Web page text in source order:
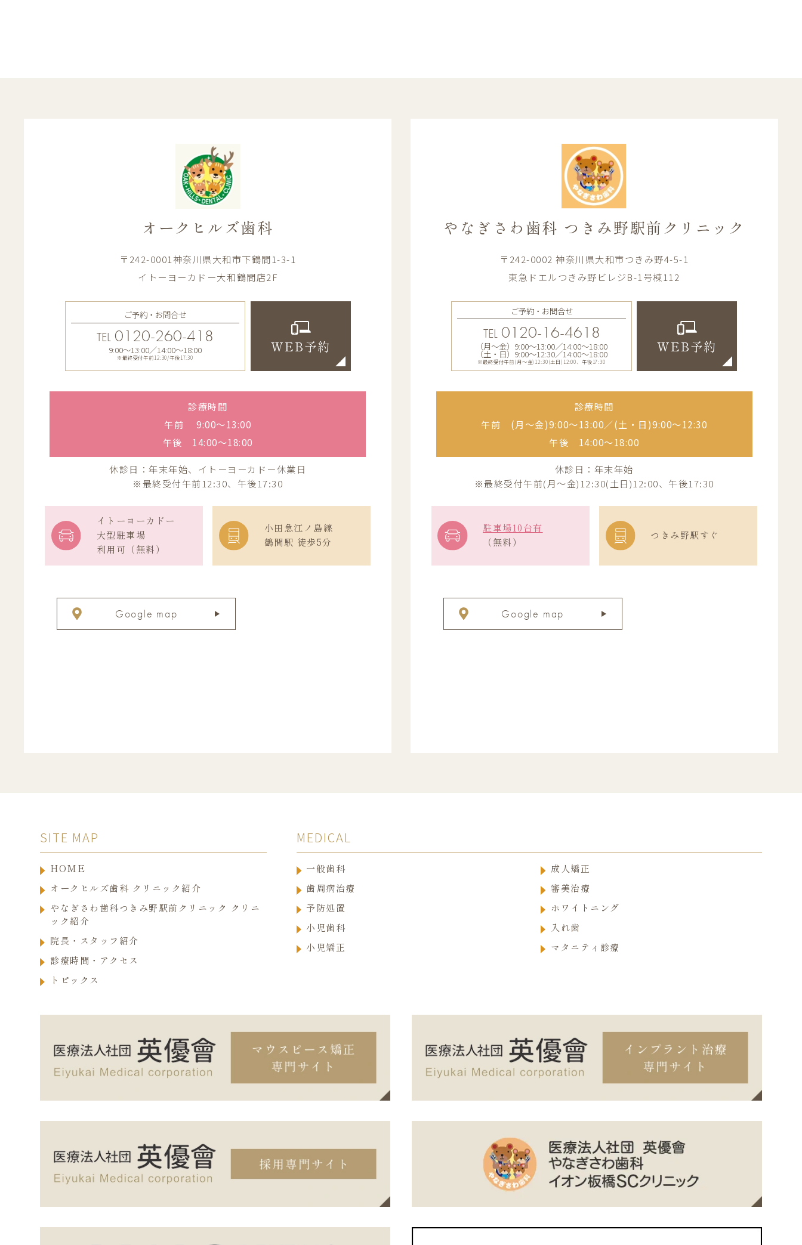
オークヒルズ歯科
〒242-0001神奈川県大和市下鶴間1-3-1
イトーヨーカドー大和鶴間店2F
ご予約・お問合せ
TEL 0120-260-418
9:00〜13:00／14:00〜18:00
※最終受付午前12:30/午後17:30
WEB予約
診療時間
午前 9:00〜13:00
午後 14:00〜18:00
休診日：年末年始、イトーヨーカドー休業日
※最終受付午前12:30、午後17:30
イトーヨーカドー
大型駐車場
利用可（無料）
小田急江ノ島線
鶴間駅 徒歩5分
Google map
やなぎさわ歯科 つきみ野駅前クリニック
〒242-0002 神奈川県大和市つきみ野4-5-1
東急ドエルつきみ野ビレジB-1号棟112
ご予約・お問合せ
TEL0120-16-4618
（月〜金）9:00〜13:00／14:00〜18:00
（土・日）9:00〜12:30／14:00〜18:00
※最終受付午前(月～金)12:30(土日)12:00、午後17:30
WEB予約
診療時間
午前 (月〜金)9:00〜13:00／(土・日)9:00〜12:30
午後 14:00〜18:00
休診日：年末年始
※最終受付午前(月～金)12:30(土日)12:00、午後17:30
駐車場10台有
（無料）
つきみ野駅すぐ
Google map
SITE MAP
HOME
オークヒルズ歯科 クリニック紹介
やなぎさわ歯科つきみ野駅前クリニック クリニ
ック紹介
院長・スタッフ紹介
診療時間・アクセス
トピックス
MEDICAL
一般歯科 成人矯正
歯周病治療 審美治療
予防処置 ホワイトニング
小児歯科 入れ歯
小児矯正 マタニティ診療